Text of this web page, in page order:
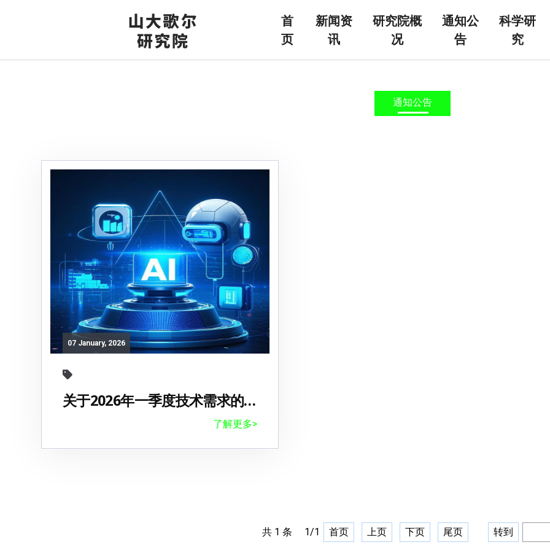
首
页
新闻资
讯
研究院概
况
通知公
告
科学研
究
通知公告
07 January, 2026
关于2026年一季度技术需求的发布通知
了解更多>
共 1 条 1/1 首页 上页 下页 尾页 转到